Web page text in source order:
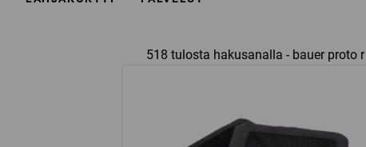
518 tulosta hakusanalla - bauer proto r